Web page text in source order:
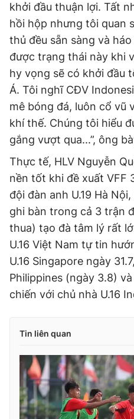
khởi đầu thuận lợi. Tất
hồi hộp nhưng tôi quan
thủ đều sẵn sàng và
được trạng thái này khi
hy vọng sẽ có khởi đầu
Á. Tôi nghĩ CĐV
mê bóng đá, luôn cổ vũ
khí thế. Chúng tôi hiểu
gắng vượt qua...”, ông
Thực tế, HLV Nguyễn
nền tốt khi đề xuất VFF
đội đàn anh U.19 Hà
ghi bàn trong cả 3 trận
thua) tạo đà tâm lý rất
U.16 Việt Nam tự tin
U.16 Singapore ngày
Philippines (ngày 3.8)
chiến với chủ nhà U.16
Tin liên quan